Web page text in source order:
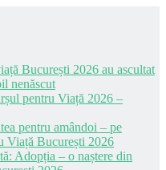
București 2026 au ascultat
nenăscut
pentru Viață 2026 –
pentru amândoi – pe
Viață București 2026
Adopția – o naștere din